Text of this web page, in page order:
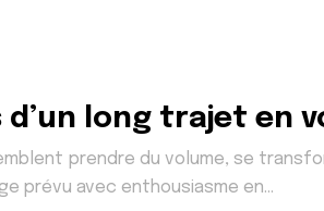
long trajet en
prendre du volume, se
prévu avec enthousiasme en…